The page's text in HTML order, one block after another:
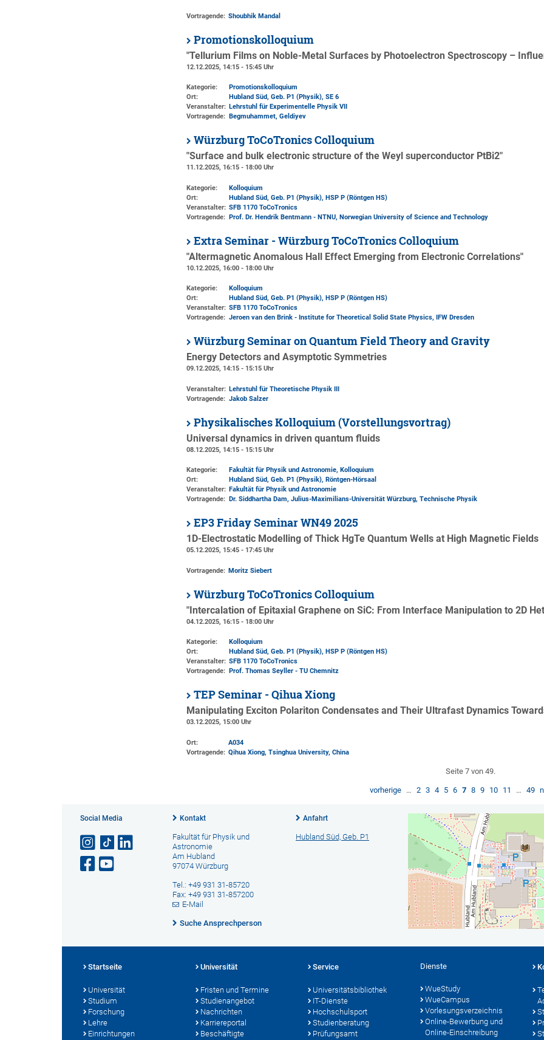
Vortragende: Shoubhik Mandal
Promotionskolloquium
"Tellurium Films on Noble-Metal Surfaces by Photoelectron Spectroscopy –
12.12.2025, 14:15 - 15:45 Uhr
Kategorie:
Promotionskolloquium
Ort:
Hubland Süd, Geb. P1 (Physik), SE 6
Veranstalter: Lehrstuhl für Experimentelle Physik VII
Vortragende: Begmuhammet, Geldiyev
Würzburg ToCoTronics Colloquium
"Surface and bulk electronic structure of the Weyl superconductor PtBi2"
11.12.2025, 16:15 - 18:00 Uhr
Kategorie:
Kolloquium
Ort:
Hubland Süd, Geb. P1 (Physik), HSP P (Röntgen HS)
Veranstalter: SFB 1170 ToCoTronics
Vortragende: Prof. Dr. Hendrik Bentmann - NTNU, Norwegian University of Science and Technology
Extra Seminar - Würzburg ToCoTronics Colloquium
"Altermagnetic Anomalous Hall Effect Emerging from Electronic Correlations"
10.12.2025, 16:00 - 18:00 Uhr
Kategorie:
Kolloquium
Ort:
Hubland Süd, Geb. P1 (Physik), HSP P (Röntgen HS)
Veranstalter: SFB 1170 ToCoTronics
Vortragende: Jeroen van den Brink - Institute for Theoretical Solid State Physics, IFW Dresden
Würzburg Seminar on Quantum Field Theory and Gravity
Energy Detectors and Asymptotic Symmetries
09.12.2025, 14:15 - 15:15 Uhr
Veranstalter: Lehrstuhl für Theoretische Physik III
Vortragende: Jakob Salzer
Physikalisches Kolloquium (Vorstellungsvortrag)
Universal dynamics in driven quantum fluids
08.12.2025, 14:15 - 15:15 Uhr
Kategorie:
Fakultät für Physik und Astronomie, Kolloquium
Ort:
Hubland Süd, Geb. P1 (Physik), Röntgen-Hörsaal
Veranstalter: Fakultät für Physik und Astronomie
Vortragende: Dr. Siddhartha Dam, Julius-Maximilians-Universität Würzburg, Technische Physik
EP3 Friday Seminar WN49 2025
1D-Electrostatic Modelling of Thick HgTe Quantum Wells at High Magnetic Fields
05.12.2025, 15:45 - 17:45 Uhr
Vortragende: Moritz Siebert
Würzburg ToCoTronics Colloquium
"Intercalation of Epitaxial Graphene on SiC: From Interface Manipulation to 2D
04.12.2025, 16:15 - 18:00 Uhr
Kategorie:
Kolloquium
Ort:
Hubland Süd, Geb. P1 (Physik), HSP P (Röntgen HS)
Veranstalter: SFB 1170 ToCoTronics
Vortragende: Prof. Thomas Seyller - TU Chemnitz
TEP Seminar - Qihua Xiong
Manipulating Exciton Polariton Condensates and Their Ultrafast Dynamics
03.12.2025, 15:00 Uhr
Ort:
A034
Vortragende: Qihua Xiong, Tsinghua University, China
Seite 7 von 49.
vorherige … 2 3 4 5 6 7 8 9 10 11 … 49
Social Media Kontakt
Fakultät für Physik und
Astronomie
Am Hubland
97074 Würzburg
Tel.: +49 931 31-85720
Fax: +49 931 31-857200
E-Mail
Suche Ansprechperson
Anfahrt
Hubland Süd, Geb. P1
Startseite
Universität
Studium
Forschung
Lehre
Einrichtungen
Universität
Fristen und Termine
Studienangebot
Nachrichten
Karriereportal
Beschäftigte
Service
Universitätsbibliothek
IT-Dienste
Hochschulsport
Studienberatung
Prüfungsamt
Dienste
WueStudy
WueCampus
Vorlesungsverzeichnis
Online-Bewerbung und
Online-Einschreibung